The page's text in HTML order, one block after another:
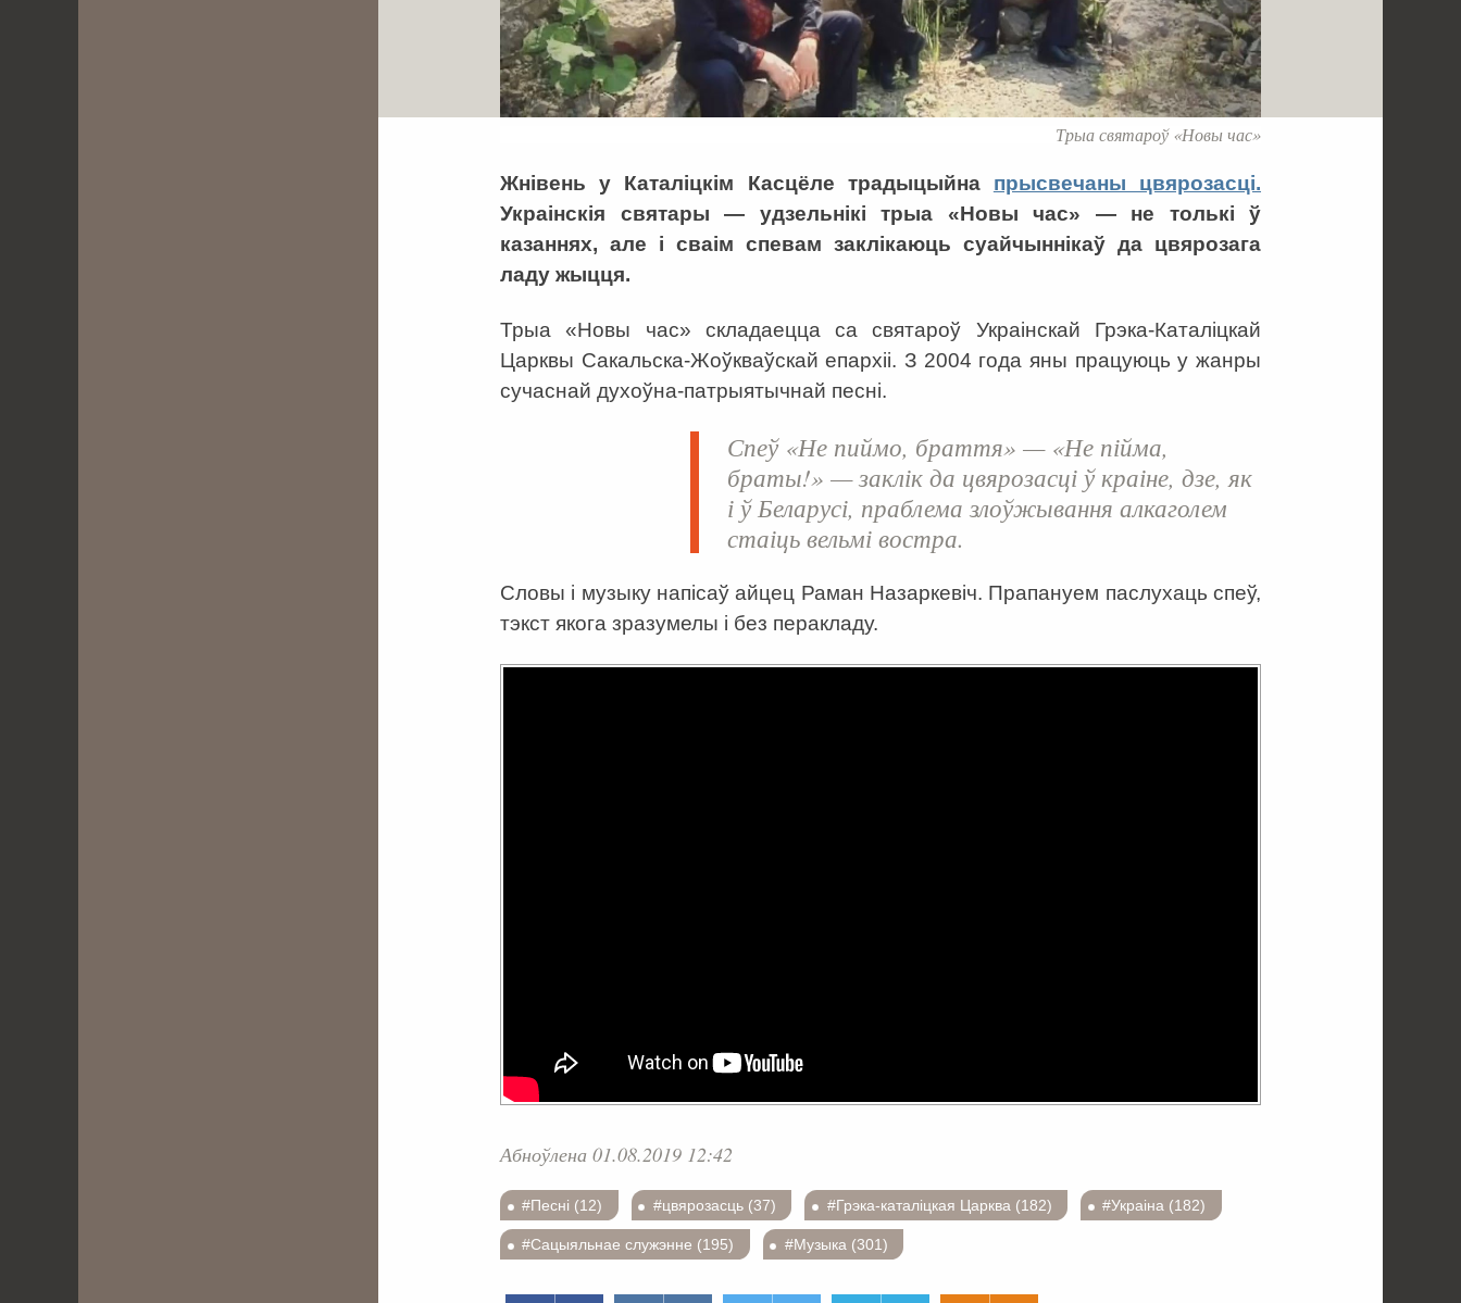
Трыа святароў «Новы час»
Жнівень у Каталіцкім Касцёле традыцыйна прысвечаны цвярозасці.
Украінскія святары — удзельнікі трыа «Новы час» — не толькі ў
казаннях, але і сваім спевам заклікаюць суайчыннікаў да цвярозага
ладу жыцця.
Трыа «Новы час» складаецца са святароў Украінскай Грэка-Каталіцкай
Царквы Сакальска-Жоўкваўскай епархіі. З 2004 года яны працуюць у жанры
сучаснай духоўна-патрыятычнай песні.
Спеў «Не пиймо, браття» — «Не пійма,
браты!» — заклік да цвярозасці ў краіне, дзе, як
і ў Беларусі, праблема злоўжывання алкаголем
стаіць вельмі востра.
Словы і музыку напісаў айцец Раман Назаркевіч. Прапануем паслухаць спеў,
тэкст якога зразумелы і без перакладу.
Абноўлена 01.08.2019 12:42
#Песні (12) #цвярозасць (37) #Грэка-каталіцкая Царква (182) #Украіна (182)
#Сацыяльнае служэнне (195) #Музыка (301)